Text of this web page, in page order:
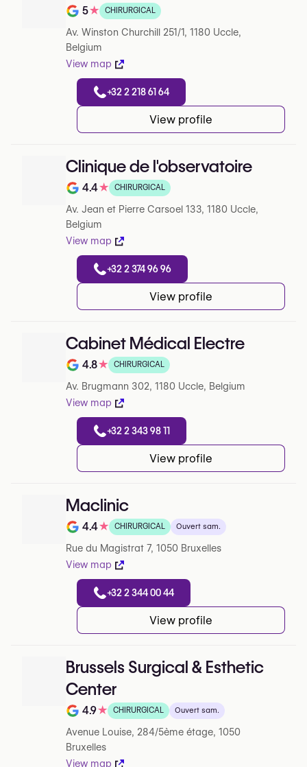
Note de 5 sur 5 sur Google
5★ CHIRURGICAL
Av. Winston Churchill 251/1, 1180 Uccle,
Belgium
View map
+32 2 218 61 64
View profile
Clinique de l'observatoire
Note de 4.4 sur 5 sur Google
4.4★ CHIRURGICAL
Av. Jean et Pierre Carsoel 133, 1180 Uccle,
Belgium
View map
+32 2 374 96 96
View profile
Cabinet Médical Electre
Note de 4.8 sur 5 sur Google
4.8★ CHIRURGICAL
Av. Brugmann 302, 1180 Uccle, Belgium
View map
+32 2 343 98 11
View profile
Maclinic
Note de 4.4 sur 5 sur Google
4.4★ CHIRURGICAL Ouvert sam.
Rue du Magistrat 7, 1050 Bruxelles
View map
+32 2 344 00 44
View profile
Brussels Surgical & Esthetic
Center
Note de 4.9 sur 5 sur Google
4.9★ CHIRURGICAL Ouvert sam.
Avenue Louise, 284/5ème étage, 1050
Bruxelles
View map